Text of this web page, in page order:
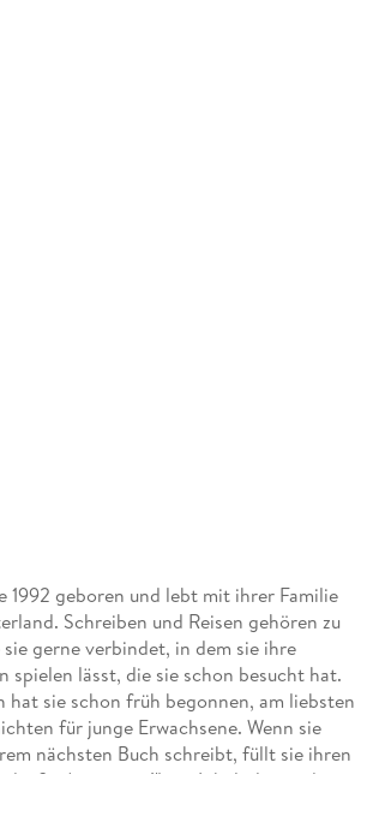
1992 geboren und lebt mit ihrer Familie
Schreiben und Reisen gehören zu
gerne verbindet, in dem sie ihre
spielen lässt, die sie schon besucht hat.
hat sie schon früh begonnen, am liebsten
für junge Erwachsene. Wenn sie
nächsten Buch schreibt, füllt sie ihren
- Autor sein!" mit Inhalt, liest oder ist